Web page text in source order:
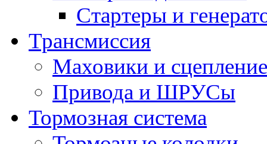
Стартеры и
Трансмиссия
Маховики и сцепление
Привода и ШРУСы
Тормозная система